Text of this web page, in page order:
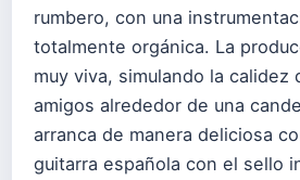
rumbero, con una
totalmente orgánica. La
muy viva, simulando la calidez
amigos alrededor de una
arranca de manera deliciosa
guitarra española con el sello